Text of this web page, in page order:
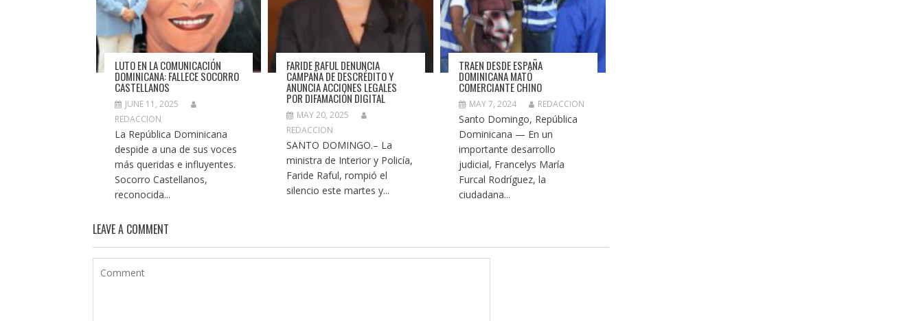
LUTO EN LA COMUNICACIÓN
DOMINICANA: FALLECE SOCORRO
CASTELLANOS
JUNE 11, 2025
REDACCION
La República Dominicana
despide a una de sus voces
más queridas e influyentes.
Socorro Castellanos,
reconocida...
FARIDE RAFUL DENUNCIA
CAMPAÑA DE DESCRÉDITO Y
ANUNCIA ACCIONES LEGALES
POR DIFAMACIÓN DIGITAL
MAY 20, 2025
REDACCION
SANTO DOMINGO.– La
ministra de Interior y Policía,
Faride Raful, rompió el
silencio este martes y...
TRAEN DESDE ESPAÑA
DOMINICANA MATÓ
COMERCIANTE CHINO
MAY 7, 2024 REDACCION
Santo Domingo, República
Dominicana — En un
importante desarrollo
judicial, Francelys María
Furcal Rodríguez, la
ciudadana...
LEAVE A COMMENT